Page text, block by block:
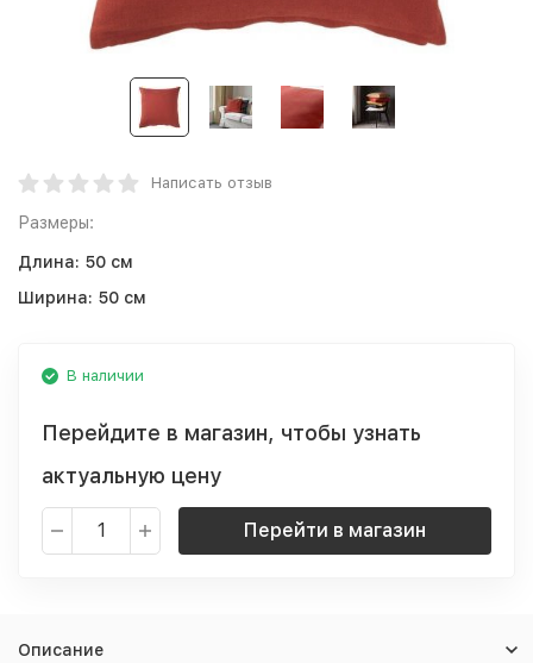
Написать отзыв
Размеры:
Длина: 50 см
Ширина: 50 см
В наличии
Перейдите в магазин, чтобы узнать
актуальную цену
Перейти в магазин
Описание